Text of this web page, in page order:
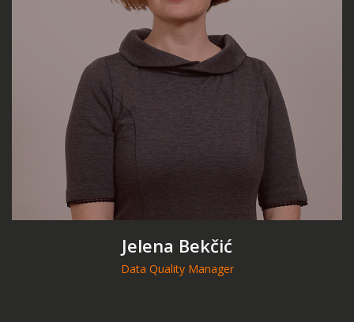
Jelena Bekčić
Data Quality Manager